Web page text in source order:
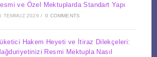
ve Özel Mektuplarda Standart Yapı
TEMMUZ 2026 / 0 COMMENTS
Hakem Heyeti ve İtiraz Dilekçeleri:
Resmi Mektupla Nasıl